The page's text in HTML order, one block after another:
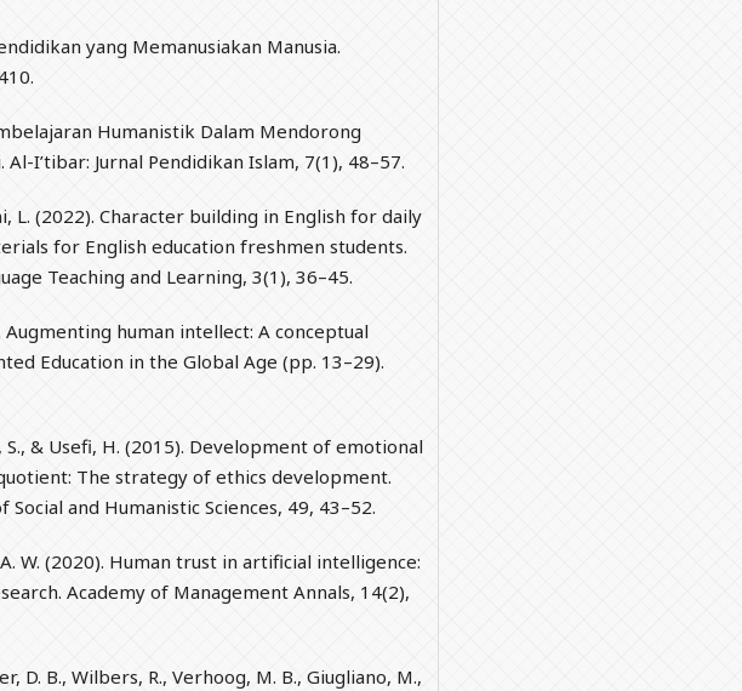
yang Memanusiakan Manusia.
Humanistik Dalam Mendorong
I’tibar: Jurnal Pendidikan Islam, 7(1), 48–57.
L. (2022). Character building in English for daily
for English education freshmen students.
Teaching and Learning, 3(1), 36–45.
Augmenting human intellect: A conceptual
Education in the Global Age (pp. 13–29).
S., & Usefi, H. (2015). Development of emotional
The strategy of ethics development.
and Humanistic Sciences, 49, 43–52.
W. (2020). Human trust in artificial intelligence:
Academy of Management Annals, 14(2),
D. B., Wilbers, R., Verhoog, M. B., Giugliano, M.,